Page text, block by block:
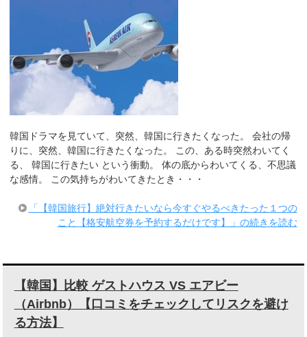
韓国ドラマを見ていて、突然、韓国に行きたくなった。 会社の帰
りに、突然、韓国に行きたくなった。 この、ある時突然わいてく
る、 韓国に行きたい という衝動。 体の底からわいてくる、不思議
な感情。 この気持ちがわいてきたとき・・・
「【韓国旅行】絶対行きたいなら今すぐやるべきたった１つの
こと【格安航空券を予約するだけです】」の続きを読む
【韓国】比較 ゲストハウス VS エアビー
（Airbnb）【口コミをチェックしてリスクを避け
る方法】